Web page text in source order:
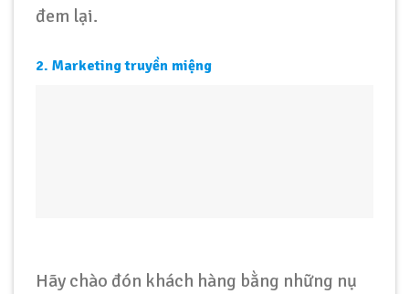
đem lại.
2. Marketing truyền miệng
Hãy chào đón khách hàng bằng những nụ